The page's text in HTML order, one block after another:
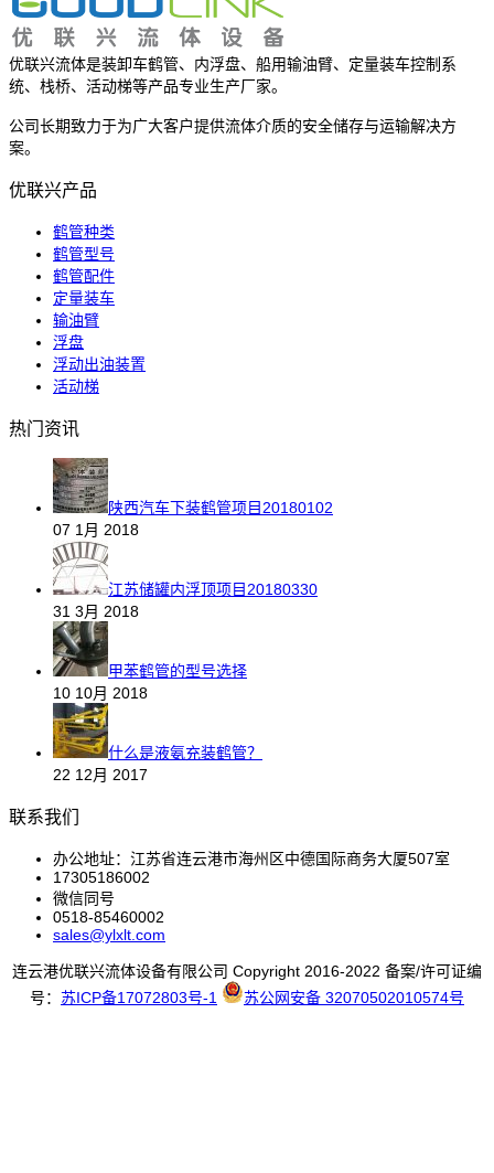
优联兴流体是装卸车鹤管、内浮盘、船用输油臂、定量装车控制系
统、栈桥、活动梯等产品专业生产厂家。
公司长期致力于为广大客户提供流体介质的安全储存与运输解决方
案。
优联兴产品
鹤管种类
鹤管型号
鹤管配件
定量装车
输油臂
浮盘
浮动出油装置
活动梯
热门资讯
陕西汽车下装鹤管项目20180102
07 1月 2018
江苏储罐内浮顶项目20180330
31 3月 2018
甲苯鹤管的型号选择
10 10月 2018
什么是液氨充装鹤管？
22 12月 2017
联系我们
办公地址：江苏省连云港市海州区中德国际商务大厦507室
17305186002
微信同号
0518-85460002
sales@ylxlt.com
连云港优联兴流体设备有限公司 Copyright 2016-2022 备案/许可证编
号： 苏ICP备17072803号-1 苏公网安备 32070502010574号